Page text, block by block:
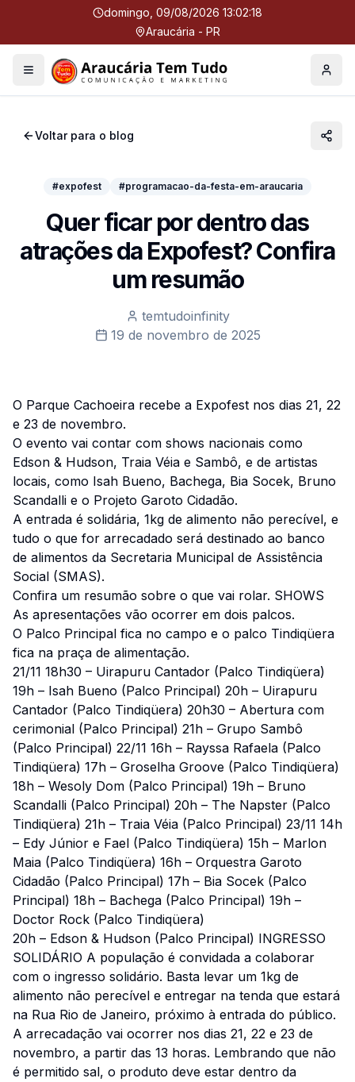
domingo, 09/08/2026 13:02:19
Araucária - PR
Menu Perfil
Voltar para o blog
#expofest #programacao-da-festa-em-araucaria
Quer ficar por dentro das
atrações da Expofest? Confira
um resumão
temtudoinfinity
19 de novembro de 2025
O Parque Cachoeira recebe a Expofest nos dias 21, 22
e 23 de novembro.
O evento vai contar com shows nacionais como
Edson & Hudson, Traia Véia e Sambô, e de artistas
locais, como Isah Bueno, Bachega, Bia Socek, Bruno
Scandalli e o Projeto Garoto Cidadão.
A entrada é solidária, 1kg de alimento não perecível, e
tudo o que for arrecadado será destinado ao banco
de alimentos da Secretaria Municipal de Assistência
Social (SMAS).
Confira um resumão sobre o que vai rolar. SHOWS
As apresentações vão ocorrer em dois palcos.
O Palco Principal fica no campo e o palco Tindiqüera
fica na praça de alimentação.
21/11 18h30 – Uirapuru Cantador (Palco Tindiqüera)
19h – Isah Bueno (Palco Principal) 20h – Uirapuru
Cantador (Palco Tindiqüera) 20h30 – Abertura com
cerimonial (Palco Principal) 21h – Grupo Sambô
(Palco Principal) 22/11 16h – Rayssa Rafaela (Palco
Tindiqüera) 17h – Groselha Groove (Palco Tindiqüera)
18h – Wesoly Dom (Palco Principal) 19h – Bruno
Scandalli (Palco Principal) 20h – The Napster (Palco
Tindiqüera) 21h – Traia Véia (Palco Principal) 23/11 14h
– Edy Júnior e Fael (Palco Tindiqüera) 15h – Marlon
Maia (Palco Tindiqüera) 16h – Orquestra Garoto
Cidadão (Palco Principal) 17h – Bia Socek (Palco
Principal) 18h – Bachega (Palco Principal) 19h –
Doctor Rock (Palco Tindiqüera)
20h – Edson & Hudson (Palco Principal) INGRESSO
SOLIDÁRIO A população é convidada a colaborar
com o ingresso solidário. Basta levar um 1kg de
alimento não perecível e entregar na tenda que estará
na Rua Rio de Janeiro, próximo à entrada do público.
A arrecadação vai ocorrer nos dias 21, 22 e 23 de
novembro, a partir das 13 horas. Lembrando que não
é permitido sal, o produto deve estar dentro da